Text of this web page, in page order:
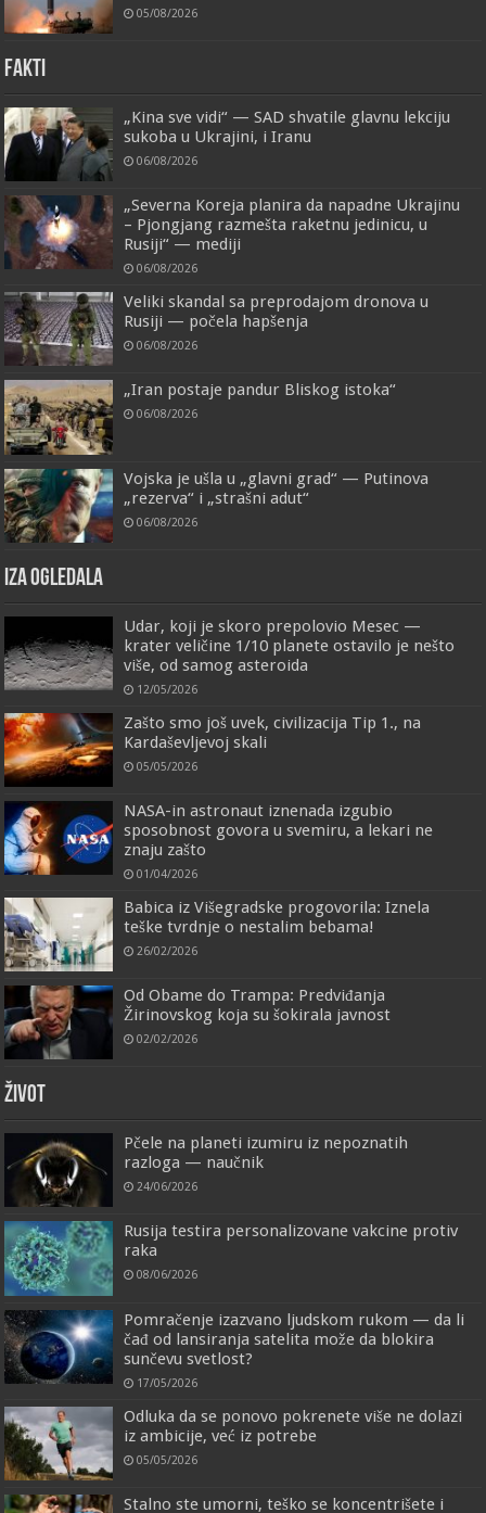
05/08/2026
FAKTI
„Kina sve vidi“ — SAD shvatile glavnu lekciju
sukoba u Ukrajini, i Iranu
06/08/2026
„Severna Koreja planira da napadne Ukrajinu
– Pjongjang razmešta raketnu jedinicu, u
Rusiji“ — mediji
06/08/2026
Veliki skandal sa preprodajom dronova u
Rusiji — počela hapšenja
06/08/2026
„Iran postaje pandur Bliskog istoka“
06/08/2026
Vojska je ušla u „glavni grad“ — Putinova
„rezerva“ i „strašni adut“
06/08/2026
IZA OGLEDALA
Udar, koji je skoro prepolovio Mesec —
krater veličine 1/10 planete ostavilo je nešto
više, od samog asteroida
12/05/2026
Zašto smo još uvek, civilizacija Tip 1., na
Kardaševljevoj skali
05/05/2026
NASA-in astronaut iznenada izgubio
sposobnost govora u svemiru, a lekari ne
znaju zašto
01/04/2026
Babica iz Višegradske progovorila: Iznela
teške tvrdnje o nestalim bebama!
26/02/2026
Od Obame do Trampa: Predviđanja
Žirinovskog koja su šokirala javnost
02/02/2026
ŽIVOT
Pčele na planeti izumiru iz nepoznatih
razloga — naučnik
24/06/2026
Rusija testira personalizovane vakcine protiv
raka
08/06/2026
Pomračenje izazvano ljudskom rukom — da li
čađ od lansiranja satelita može da blokira
sunčevu svetlost?
17/05/2026
Odluka da se ponovo pokrenete više ne dolazi
iz ambicije, već iz potrebe
05/05/2026
Stalno ste umorni, teško se koncentrišete i